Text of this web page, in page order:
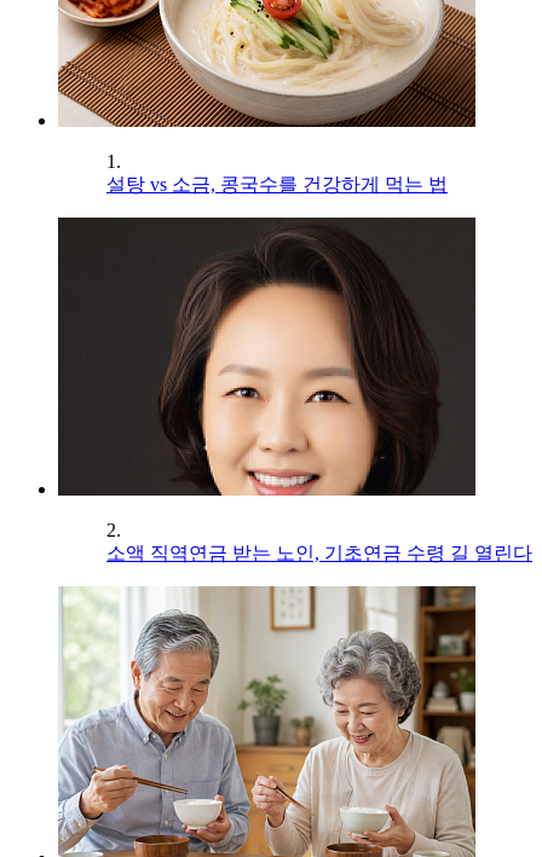
1.
설탕 vs 소금, 콩국수를 건강하게 먹는 법
2.
소액 직역연금 받는 노인, 기초연금 수령 길 열린다